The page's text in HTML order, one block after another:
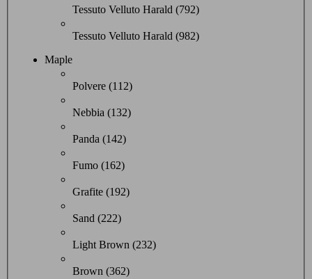
Tessuto Velluto Harald (792)
Tessuto Velluto Harald (982)
Maple
Polvere (112)
Nebbia (132)
Panda (142)
Fumo (162)
Grafite (192)
Sand (222)
Light Brown (232)
Brown (362)